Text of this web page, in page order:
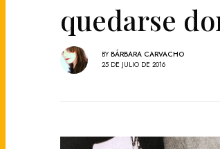
quedarse
BY BÁRBARA CARVACHO
25 DE JULIO DE 2016